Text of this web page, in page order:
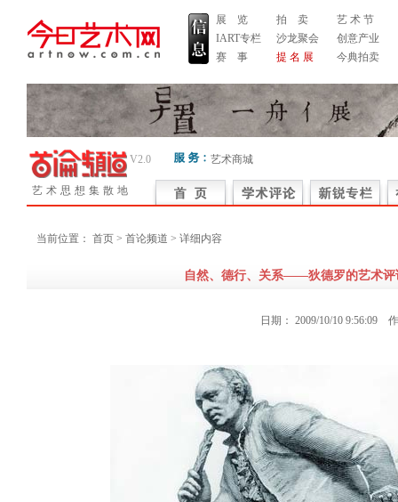
展 览
IART专栏
赛 事
拍 卖
沙龙聚会
提 名 展
艺 术 节
创意产业
今典拍卖
艺术思想集散地
V2.0 艺术商城
当前位置： 首页 > 首论频道 > 详细内容
自然、德行、关系——狄德罗的艺术评
日期： 2009/10/10 9:56:09 作